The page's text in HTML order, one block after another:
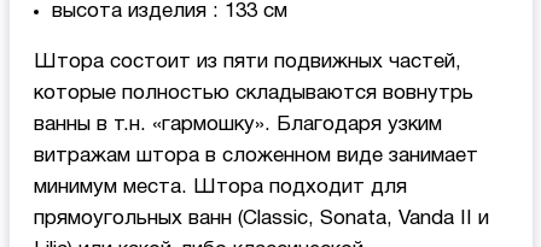
высота изделия : 133 см
Штора состоит из пяти подвижных частей,
которые полностью складываются вовнутрь
ванны в т.н. «гармошку». Благодаря узким
витражам штора в сложенном виде занимает
минимум места. Штора подходит для
прямоугольных ванн (Classic, Sonata, Vanda II и